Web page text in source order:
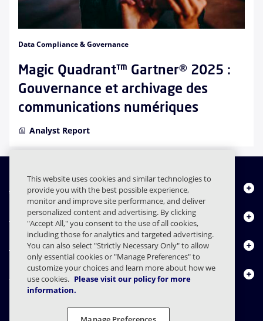
Data Compliance & Governance
Magic Quadrant™ Gartner® 2025 :
Gouvernance et archivage des
communications numériques
Analyst Report
À propos de nous
Produits
Centre de ressources
Nous contacter
This website uses cookies and similar technologies to
provide you with the best possible experience,
monitor and improve site performance, and deliver
personalized content and advertising. By clicking
"Accept All," you consent to the use of all cookies,
including those for analytics and targeted advertising.
You can also select "Strictly Necessary Only" to allow
only essential cookies or "Manage Preferences" to
customize your choices and learn more about how we
use cookies. Please visit our policy for more
information.